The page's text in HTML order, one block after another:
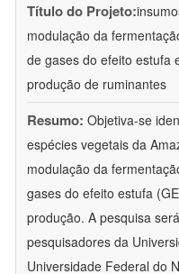
Título do Projeto:
modulação da
de gases do efeito estufa
produção de ruminantes
Resumo: Objetiva-se
espécies vegetais da
modulação da
gases do efeito estufa
produção. A pesquisa
pesquisadores da
Universidade Federal do